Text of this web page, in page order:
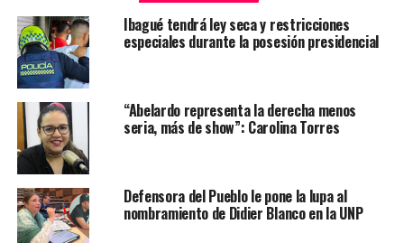
Ibagué tendrá ley seca y restricciones
especiales durante la posesión presidencial
“Abelardo representa la derecha menos
seria, más de show”: Carolina Torres
Defensora del Pueblo le pone la lupa al
nombramiento de Didier Blanco en la UNP